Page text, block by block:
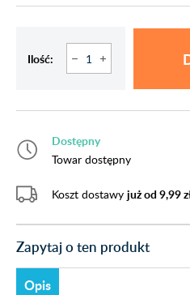
Ilość:
Dostępny
Towar dostępny
Koszt dostawy już od 9,99
Zapytaj o ten produkt
Opis